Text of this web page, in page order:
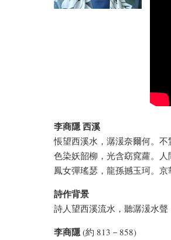
李商隱 西溪
悵望西溪水，潺湲奈爾何。不
色染妖韶柳，光含窈窕蘿。人
鳳女彈瑤瑟，龍孫撼玉珂。京
詩作背景
詩人望西溪流水，聽潺湲水聲
李商隱(約 813－858)